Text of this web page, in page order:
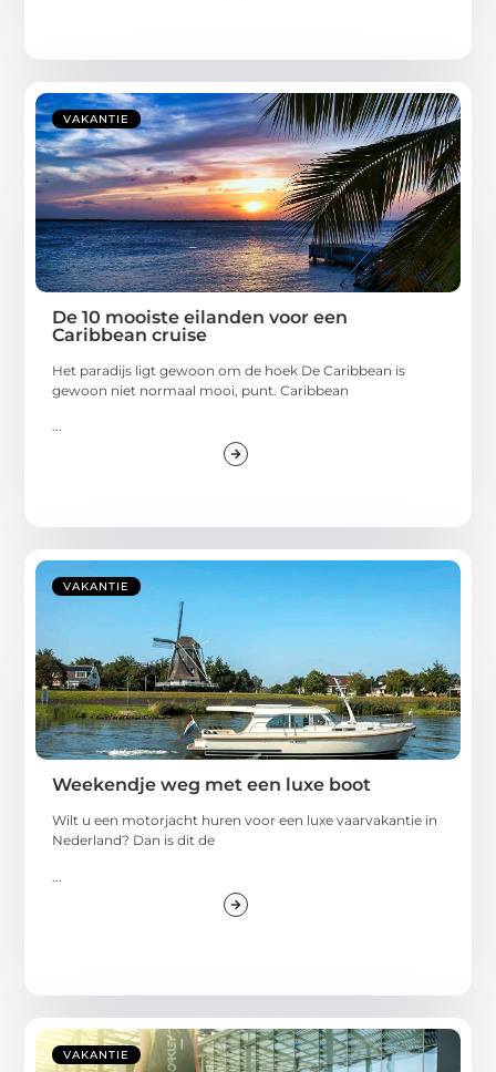
VAKANTIE
De 10 mooiste eilanden voor een
Caribbean cruise
Het paradijs ligt gewoon om de hoek De Caribbean is
gewoon niet normaal mooi, punt. Caribbean
...
VAKANTIE
Weekendje weg met een luxe boot
Wilt u een motorjacht huren voor een luxe vaarvakantie in
Nederland? Dan is dit de
VAKANTIE